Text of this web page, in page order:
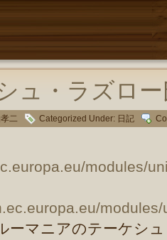
ュ・ラズロ
二 Categorized Under: 日記
modules/
ーマニアのテーケシ